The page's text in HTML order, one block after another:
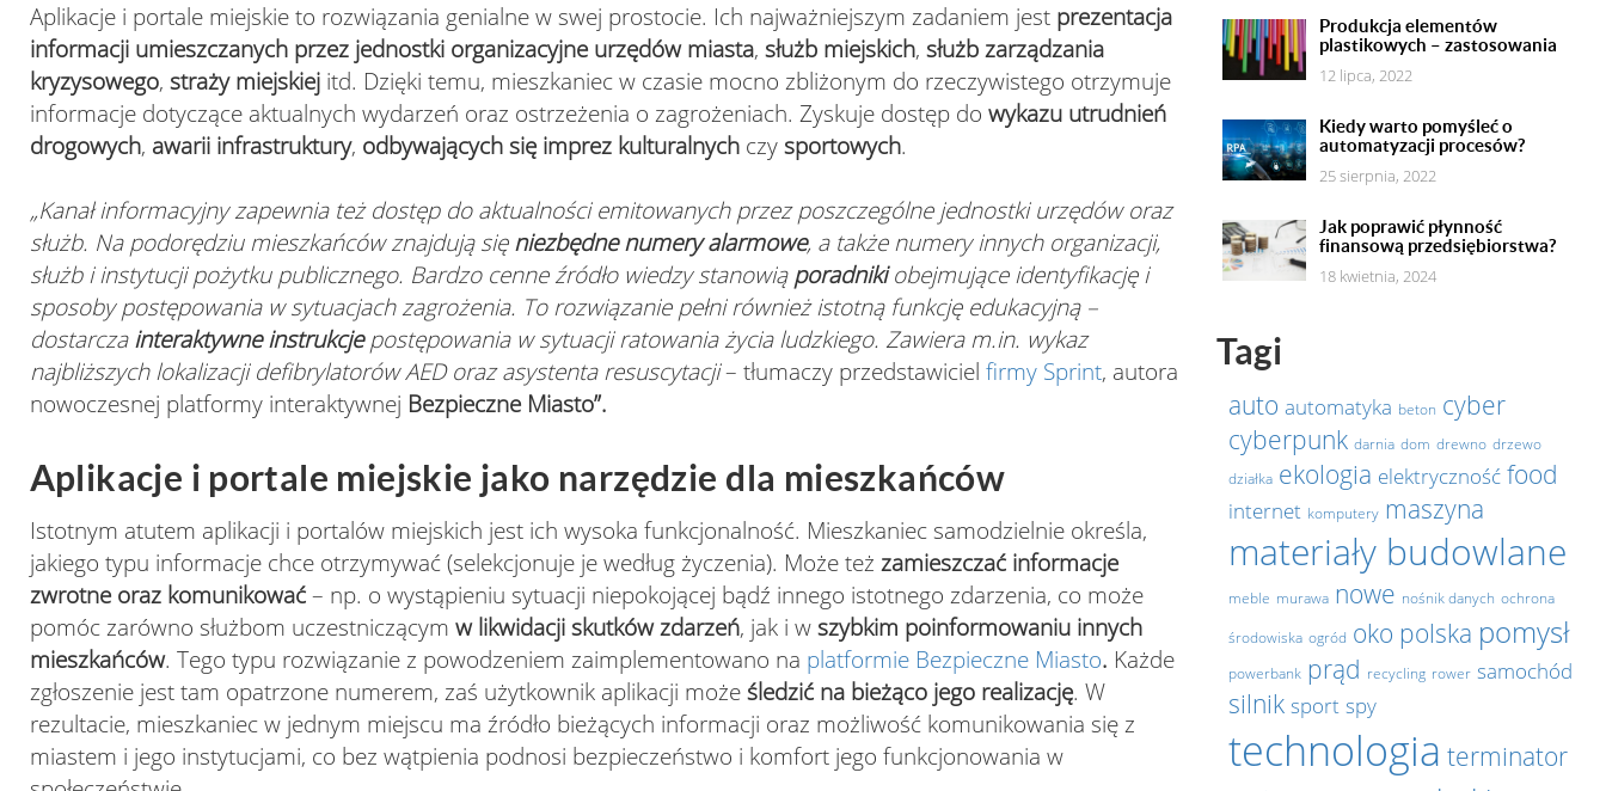
Aplikacje i portale miejskie to rozwiązania genialne w swej prostocie. Ich najważniejszym zadaniem jest prezentacja
informacji umieszczanych przez jednostki organizacyjne urzędów miasta, służb miejskich, służb zarządzania
kryzysowego, straży miejskiejitd. Dzięki temu, mieszkaniec w czasie mocno zbliżonym do rzeczywistego otrzymuje
informacje dotyczące aktualnych wydarzeń oraz ostrzeżenia o zagrożeniach. Zyskuje dostęp do wykazu utrudnień
drogowych, awarii infrastruktury, odbywających się imprez kulturalnychczysportowych.
„Kanał informacyjny zapewnia też dostęp do aktualności emitowanych przez poszczególne jednostki urzędów oraz
służb. Na podorędziu mieszkańców znajdują sięniezbędne numery alarmowe, a także numery innych organizacji,
służb i instytucji pożytku publicznego. Bardzo cenne źródło wiedzy stanowiąporadnikiobejmujące identyfikację i
sposoby postępowania w sytuacjach zagrożenia. To rozwiązanie pełni również istotną funkcję edukacyjną –
dostarczainteraktywne instrukcjepostępowania w sytuacji ratowania życia ludzkiego. Zawiera m.in. wykaz
najbliższych lokalizacji defibrylatorów AED oraz asystenta resuscytacji– tłumaczy przedstawiciel firmy Sprint, autora
nowoczesnej platformy interaktywnej Bezpieczne Miasto”.
Aplikacje i portale miejskie jako narzędzie dla mieszkańców
Istotnym atutem aplikacji i portalów miejskich jest ich wysoka funkcjonalność. Mieszkaniec samodzielnie określa,
jakiego typu informacje chce otrzymywać (selekcjonuje je według życzenia). Może też zamieszczać informacje
zwrotne oraz komunikować– np. o wystąpieniu sytuacji niepokojącej bądź innego istotnego zdarzenia, co może
pomóc zarówno służbom uczestniczącym w likwidacji skutków zdarzeń, jak i wszybkim poinformowaniu innych
mieszkańców. Tego typu rozwiązanie z powodzeniem zaimplementowano na platformie Bezpieczne Miasto. Każde
zgłoszenie jest tam opatrzone numerem, zaś użytkownik aplikacji możeśledzić na bieżąco jego realizację. W
rezultacie, mieszkaniec w jednym miejscu ma źródło bieżących informacji oraz możliwość komunikowania się z
miastem i jego instytucjami, co bez wątpienia podnosi bezpieczeństwo i komfort jego funkcjonowania w
Produkcja elementów
plastikowych – zastosowania
12 lipca, 2022
Kiedy warto pomyśleć o
automatyzacji procesów?
25 sierpnia, 2022
Jak poprawić płynność
finansową przedsiębiorstwa?
18 kwietnia, 2024
Tagi
auto automatyka beton cyber
cyberpunk darnia dom drewno drzewo
działka ekologia elektryczność food
internet komputery maszyna
materiały budowlane
meble murawa nowe nośnik danych ochrona
środowiska ogród oko polska pomysł
powerbank prąd recycling rower samochód
silnik sport spy
technologia terminator